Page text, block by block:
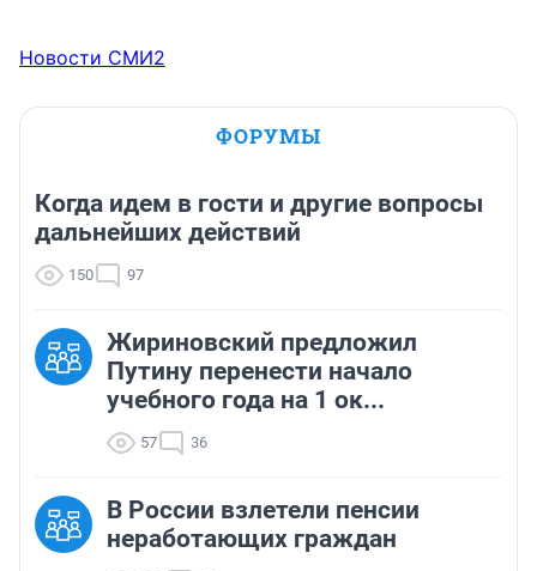
Новости СМИ2
ФОРУМЫ
Когда идем в гости и другие вопросы
дальнейших действий
150 97
Жириновский предложил
Путину перенести начало
учебного года на 1 ок...
57 36
В России взлетели пенсии
неработающих граждан